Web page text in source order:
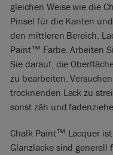
gleichen Weise wie die
Pinsel für die Kanten
den mittleren Bereich.
Paint™ Farbe. Arbeiten
Sie darauf, die
zu bearbeiten.
trocknenden Lack zu
sonst zäh und
Chalk Paint™ Lacquer
Glanzlacke sind generell